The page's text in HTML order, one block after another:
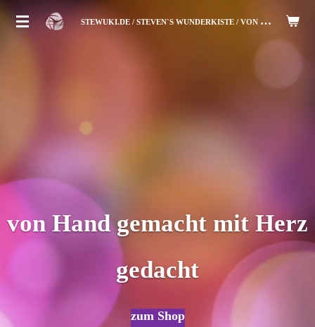
Zum
S
TEWUKI.DE / STEVEN`S WUNDERKISTE / VON HAND ZUM HERZ
von Hand gemacht mit Herz
gedacht
zum Shop